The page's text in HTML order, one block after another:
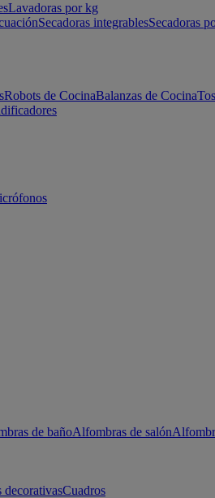
Lavadoras por kg
Secadoras integrablesSecadoras
Robots de CocinaBalanzas de Cocina
de bañoAlfombras de salón
decorativasCuadros